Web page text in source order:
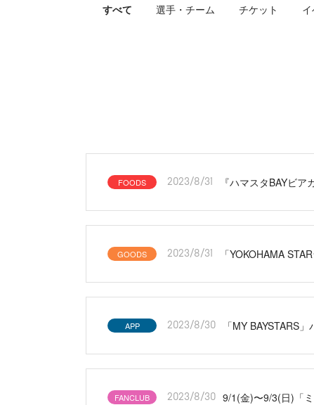
すべて 選手・チーム チケット
FOODS 2023/8/31 『ハマスタBAYビ
GOODS 2023/8/31 「YOKOHAMA
APP 2023/8/30 「MY BAYSTARS
FANCLUB 2023/8/30 9/1(金)〜9/3(日)「